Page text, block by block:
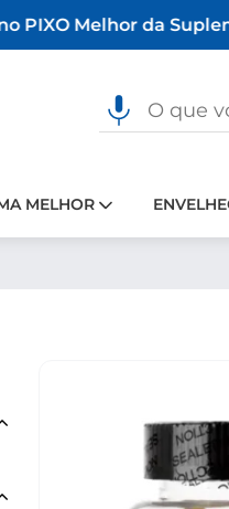
PIXO Melhor da
MELHOR